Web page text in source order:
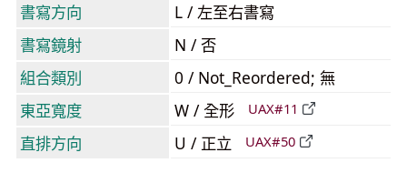
書寫方向
L / 左至右書寫
書寫鏡射
N / 否
組合類別
0 / Not_Reordered; 無
東亞寬度
W / 全形 UAX#11
直排方向 U / 正立 UAX#50